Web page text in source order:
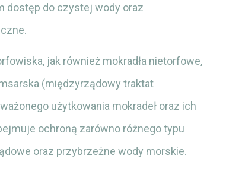
dostęp do czystej wody oraz
jak również mokradła nietorfowe,
(międzyrządowy traktat
użytkowania mokradeł oraz ich
ochroną zarówno różnego typu
oraz przybrzeżne wody morskie.